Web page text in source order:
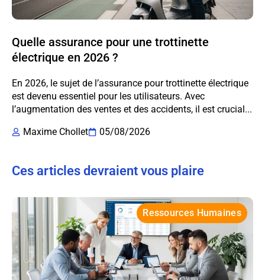
Quelle assurance pour une trottinette
électrique en 2026 ?
En 2026, le sujet de l’assurance pour trottinette électrique
est devenu essentiel pour les utilisateurs. Avec
l’augmentation des ventes et des accidents, il est crucial...
Maxime Chollet
05/08/2026
Ces articles devraient vous plaire
Ressources Humaines